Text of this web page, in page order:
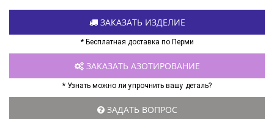
ЗАКАЗАТЬ ИЗДЕЛИЕ
* Бесплатная доставка по Перми
ЗАКАЗАТЬ АЗОТИРОВАНИЕ
* Узнать можно ли упрочнить вашу деталь?
ЗАДАТЬ ВОПРОС